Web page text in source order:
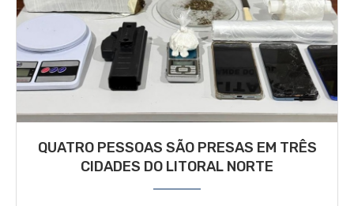
QUATRO PESSOAS SÃO PRESAS EM TRÊS
CIDADES DO LITORAL NORTE